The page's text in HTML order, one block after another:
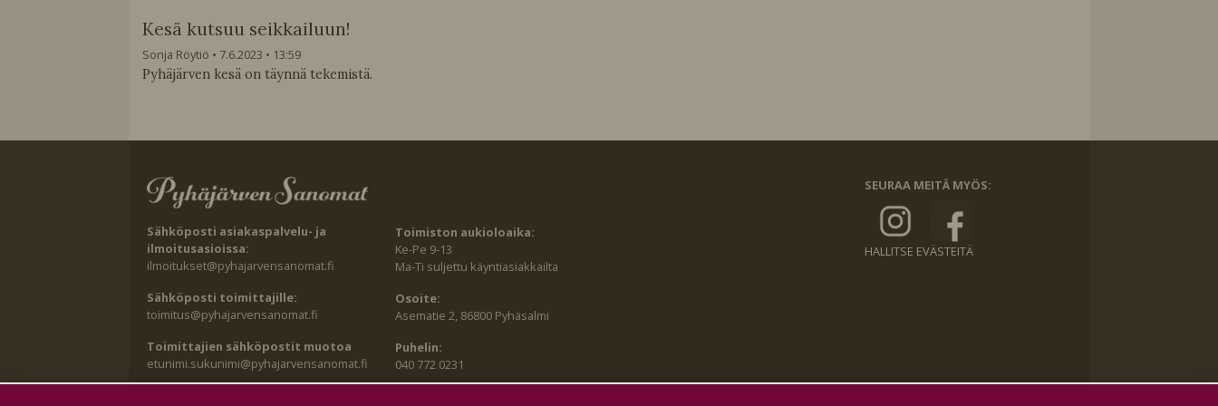
Kesä kutsuu seikkailuun!
Sonja Röytiö 7.6.2023
13:59
Pyhäjärven kesä on täynnä tekemistä.
Sähköposti asiakaspalvelu- ja
ilmoitusasioissa:
ilmoitukset@pyhajarvensanomat.fi
Sähköposti toimittajille:
toimitus@pyhajarvensanomat.fi
Toimittajien sähköpostit muotoa
etunimi.sukunimi@pyhajarvensanomat.fi
Toimiston aukioloaika:
Ke-Pe 9-13
Ma-Ti suljettu käyntiasiakkailta
Osoite:
Asematie 2, 86800 Pyhäsalmi
Puhelin:
040 772 0231
SEURAA MEITÄ MYÖS:
HALLITSE EVÄSTEITÄ